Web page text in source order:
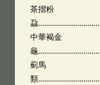
茶摺粉
蝨
中華褐金
龜
薊馬
類